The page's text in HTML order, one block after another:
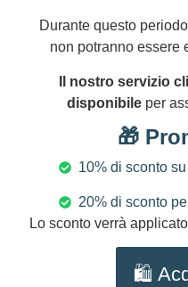
Durante questo
non potranno essere
Il nostro servizio
disponibileper
🎁
10% di sconto
20% di sconto
Lo sconto verrà
🛍️